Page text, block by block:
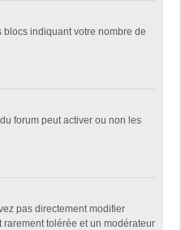
blocs indiquant votre nombre de
forum peut activer ou non les
pas directement modifier
rarement tolérée et un modérateur